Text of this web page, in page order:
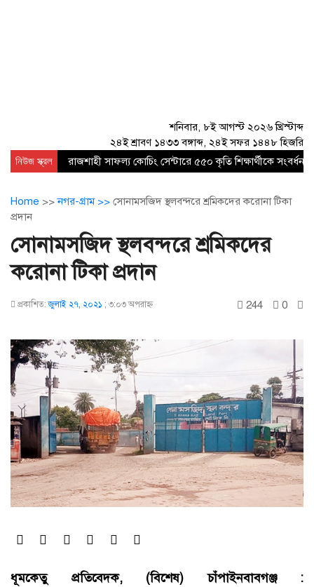
শনিবার, ৮ই আগস্ট ২০২৬ খ্রিস্টাব্দ
২৪ই শ্রাবণ ১৪৩৩ বঙ্গাব্দ, ২৪ই সফর ১৪৪৮ হিজরি
নিউজ স্ক্রল রাজশাহী সাফল্য কোচিং সেন্টারে ৫৫০ কৃতি শিক্ষার্থীকে সংবর্ধনা
Home >>নগর-গ্রাম >> সোনামসজিদ স্থলবন্দরে শ্রমিকদের করোনা টিকা
প্রদান
সোনামসজিদ স্থলবন্দরে শ্রমিকদের
করোনা টিকা প্রদান
প্রকাশিত:জুলাই ২৭, ২০২১ ; ৩:০৩ অপরাহ্ণ 244 0
ধূমকেতু প্রতিবেদক, (বিশেষ) চাঁপাইনবাবগঞ্জ :